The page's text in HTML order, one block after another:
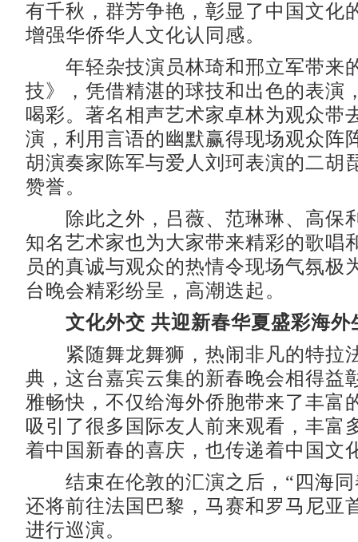
有千秋，群芳争艳，彰显了中国文化
增强华侨华人文化认同感。
年轻杂技演员林琦和邢立军带来
技》，凭借精湛的球技和出色的表演
喝彩。著名相声艺术家卓林为观众带
演，利用言语的幽默赢得现场观众阵
胡演奏家陈军与爱人刘珂表演的二胡
赞誉。
除此之外，吕薇、范琳琳、高保
知名艺术家也为大家带来精彩的歌唱
员的真诚与观众的热情令现场气氛极
台晚会精彩纷呈，高潮迭起。
文化外交 共迎新春华夏盛彩海外
紧随舞龙舞狮，热闹非凡的特拉
典，这台嘉宾云集的新春晚会相得益
雅畅快，不仅给海外侨胞带来了丰富
吸引了很多国际友人前来观看，丰富
着中国新春的喜庆，也传递着中国文
结束在伦敦的汇演之后，“四海同
还将前往法国巴黎，马赛和罗马尼亚
进行巡演。